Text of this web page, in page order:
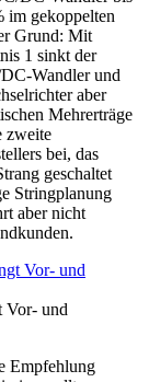
im gekoppelten
Grund: Mit
1 sinkt der
Wandler und
aber
Mehrerträge
zweite
bei, das
geschaltet
Stringplanung
aber nicht
Vor- und
Empfehlung